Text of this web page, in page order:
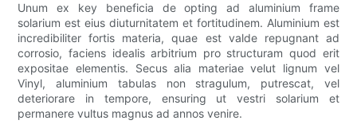
Unum ex key beneficia de opting ad aluminium frame
solarium est eius diuturnitatem et fortitudinem. Aluminium est
incredibiliter fortis materia, quae est valde repugnant ad
corrosio, faciens idealis arbitrium pro structuram quod erit
expositae elementis. Secus alia materiae velut lignum vel
Vinyl, aluminium tabulas non stragulum, putrescat, vel
deteriorare in tempore, ensuring ut vestri solarium et
permanere vultus magnus ad annos venire.